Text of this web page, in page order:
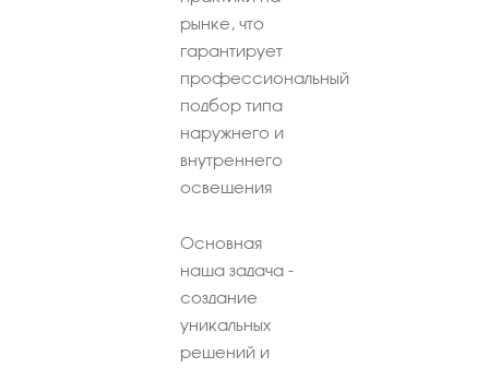
рынке, что
гарантирует
профессиональный
подбор типа
наружнего и
внутреннего
освещения
Основная
наша задача -
создание
уникальных
решений и